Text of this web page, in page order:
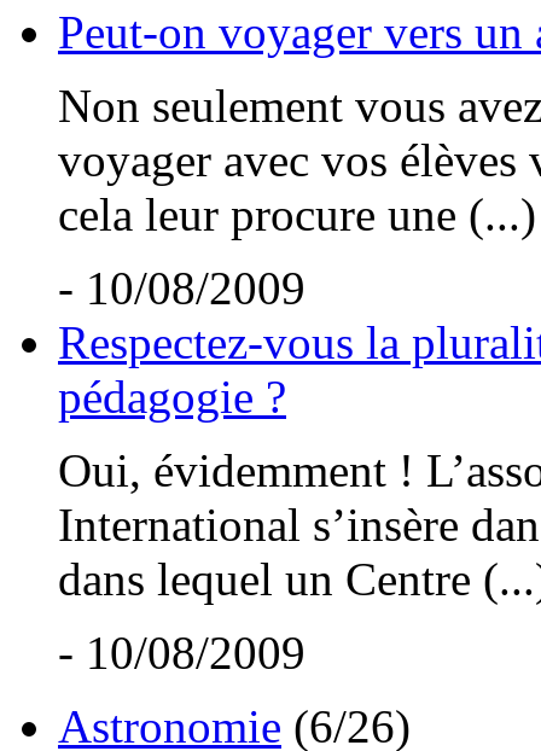
Peut-on voyager vers un
Non seulement vous
voyager avec vos élèves
cela leur procure une (...)
- 10/08/2009
Respectez-vous la
pédagogie ?
Oui, évidemment !
International s’insère
dans lequel un Centre
- 10/08/2009
Astronomie (6/26)